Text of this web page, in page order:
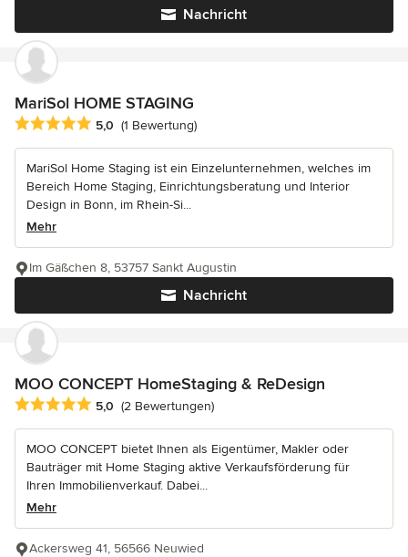
Nachricht
MariSol HOME STAGING
Durchschnittliche Bewertung: 5 von 5 Sternen
5,0 (1 Bewertung)
MariSol Home Staging ist ein Einzelunternehmen, welches im
Bereich Home Staging, Einrichtungsberatung und Interior
Design in Bonn, im Rhein-Si...
Mehr
Nachricht
Im Gäßchen 8, 53757 Sankt Augustin
MOO CONCEPT HomeStaging & ReDesign
Durchschnittliche Bewertung: 5 von 5 Sternen
5,0 (2 Bewertungen)
MOO CONCEPT bietet Ihnen als Eigentümer, Makler oder
Bauträger mit Home Staging aktive Verkaufsförderung für
Ihren Immobilienverkauf. Dabei...
Mehr
Ackersweg 41, 56566 Neuwied